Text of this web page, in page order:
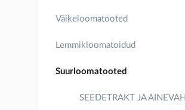
Väikeloomatooted
Lemmikloomatoidud
Suurloomatooted
SEEDETRAKT JA